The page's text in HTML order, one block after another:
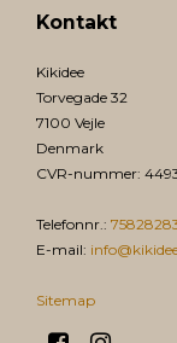
Kontakt
Kikidee
Torvegade 32
7100 Vejle
Denmark
CVR-nummer:
Telefonnr.:
E-mail:
Sitemap